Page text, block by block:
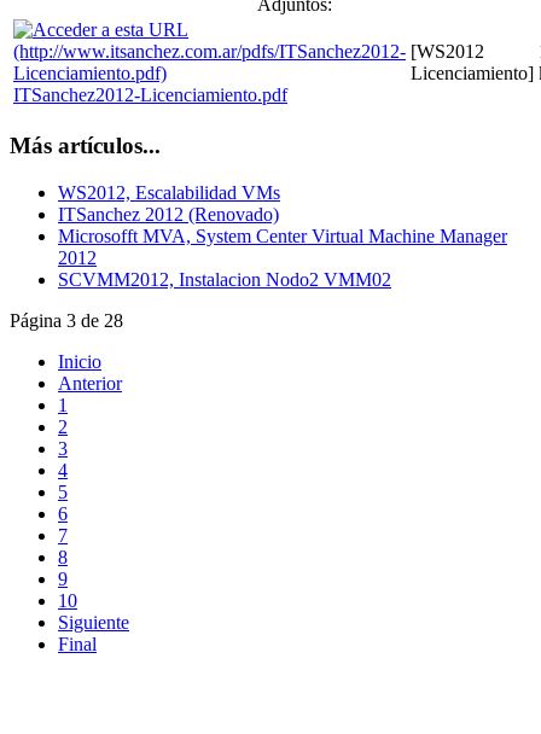
Adjuntos:
ITSanchez2012-Licenciamiento.pdf
[WS2012
Licenciamiento]
Más artículos...
WS2012, Escalabilidad VMs
ITSanchez 2012 (Renovado)
Microsofft MVA, System Center Virtual Machine Manager
2012
SCVMM2012, Instalacion Nodo2 VMM02
Página 3 de 28
Inicio
Anterior
1
2
3
4
5
6
7
8
9
10
Siguiente
Final